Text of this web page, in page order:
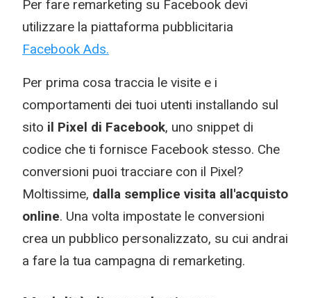
Per fare remarketing su Facebook devi
utilizzare la piattaforma pubblicitaria
Facebook Ads.
Per prima cosa traccia le visite e i
comportamenti dei tuoi utenti installando sul
sito il Pixel di Facebook, uno snippet di
codice che ti fornisce Facebook stesso. Che
conversioni puoi tracciare con il Pixel?
Moltissime, dalla semplice visita all'acquisto
online. Una volta impostate le conversioni
crea un pubblico personalizzato, su cui andrai
a fare la tua campagna di remarketing.